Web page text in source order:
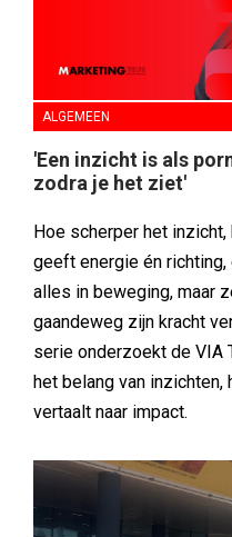
ALGEMEEN
'Een inzicht is als
zodra je het ziet'
Hoe scherper het
geeft energie én
alles in beweging, maar
gaandeweg zijn kracht
serie onderzoekt de VIA
het belang van
vertaalt naar impact.